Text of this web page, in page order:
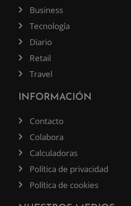
Business
Tecnología
Diario
Retail
Travel
INFORMACIÓN
Contacto
Colabora
Calculadoras
Política de privacidad
Política de cookies